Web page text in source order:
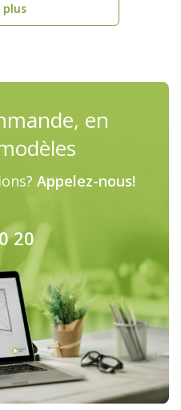
plus
en
Appelez-nous!
20